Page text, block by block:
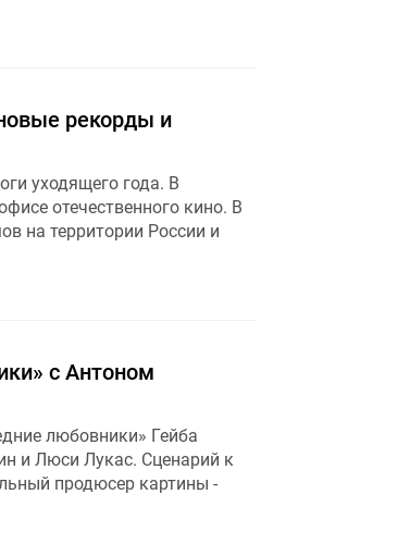
рекорды и
уходящего года. В
отечественного кино. В
на территории России и
с Антоном
любовники» Гейба
и Люси Лукас. Сценарий к
продюсер картины -